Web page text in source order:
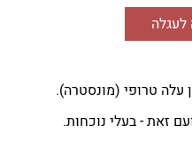
עלה טרופי (מונסטרה).
זאת - בעלי נוכחות.